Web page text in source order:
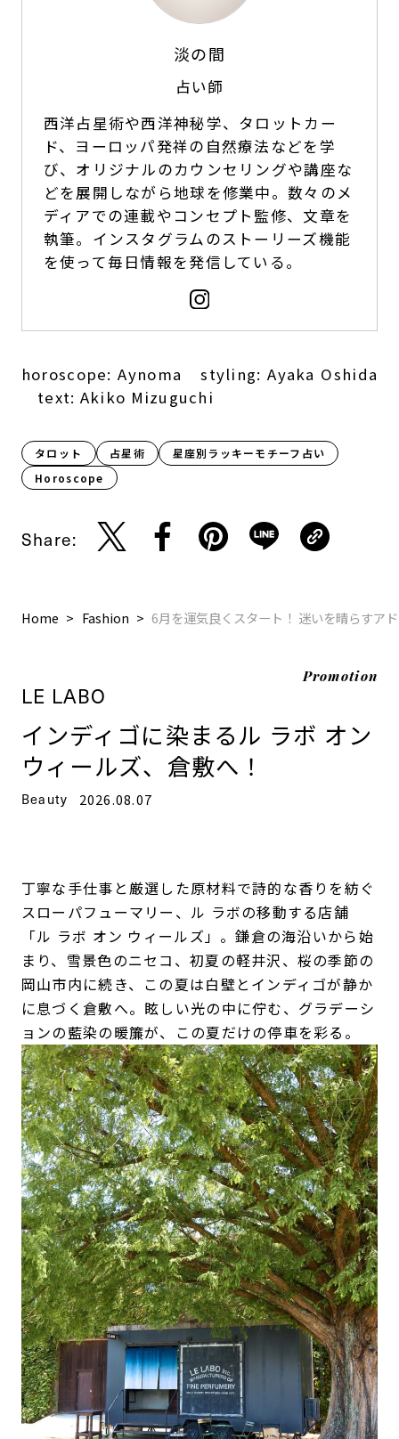
淡の間
占い師
西洋占星術や西洋神秘学、タロットカー
ド、ヨーロッパ発祥の自然療法などを学
び、オリジナルのカウンセリングや講座な
どを展開しながら地球を修業中。数々のメ
ディアでの連載やコンセプト監修、文章を
執筆。インスタグラムのストーリーズ機能
を使って毎日情報を発信している。
horoscope: Aynoma styling: Ayaka Oshida
text: Akiko Mizuguchi
タロット 占星術
星座別ラッキーモチーフ占い
Horoscope
Share:
Home Fashion 6月を運気良くスタート！ 迷いを晴らすア
Promotion
LE LABO
インディゴに染まるル ラボ オン
ウィールズ、倉敷へ！
Beauty 2026.08.07
丁寧な手仕事と厳選した原材料で詩的な香りを紡ぐ
スローパフューマリー、ル ラボの移動する店舗
「ル ラボ オン ウィールズ」。鎌倉の海沿いから始
まり、雪景色のニセコ、初夏の軽井沢、桜の季節の
岡山市内に続き、この夏は白壁とインディゴが静か
に息づく倉敷へ。眩しい光の中に佇む、グラデーシ
ョンの藍染の暖簾が、この夏だけの停車を彩る。